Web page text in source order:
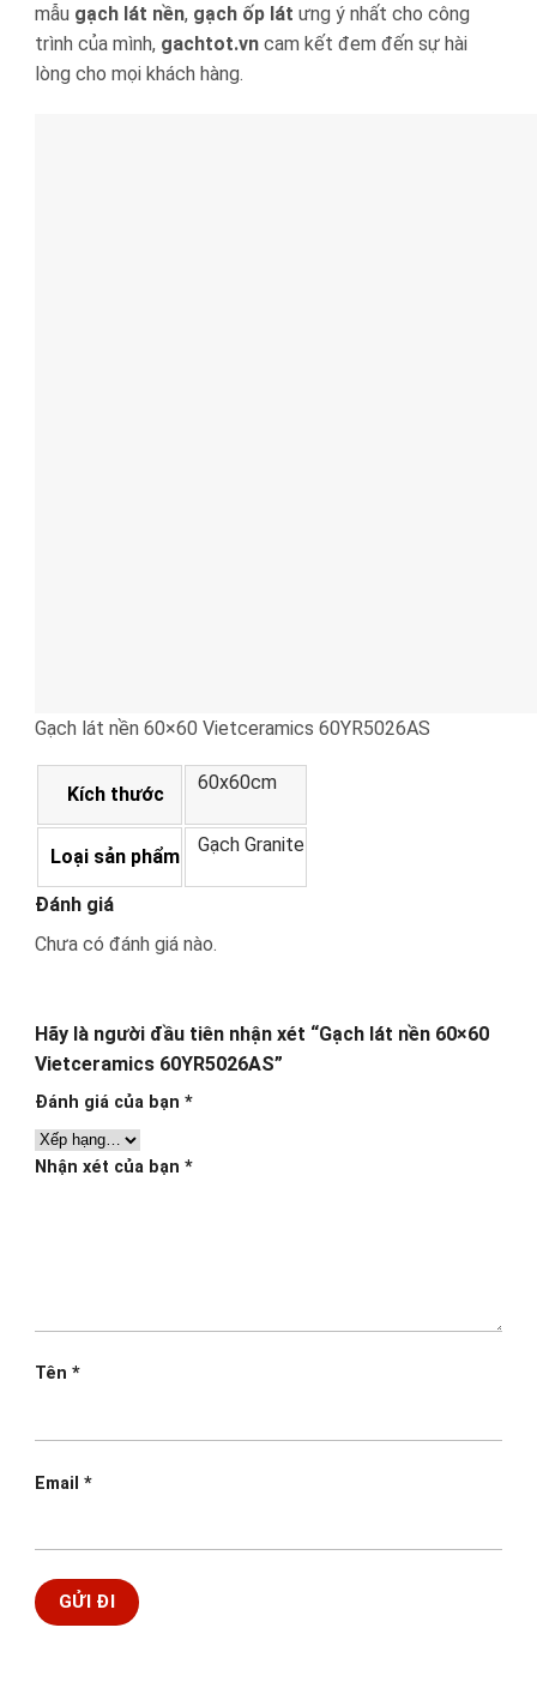
mẫu gạch lát nền, gạch ốp lát ưng ý nhất cho công
trình của mình, gachtot.vn cam kết đem đến sự hài
lòng cho mọi khách hàng.
Gạch lát nền 60×60 Vietceramics 60YR5026AS
Kích thước
60x60cm
Loại sản phẩm
Gạch Granite
Đánh giá
Chưa có đánh giá nào.
Hãy là người đầu tiên nhận xét “Gạch lát nền 60×60
Vietceramics 60YR5026AS”
Đánh giá của bạn *
Nhận xét của bạn *
Tên *
Email *